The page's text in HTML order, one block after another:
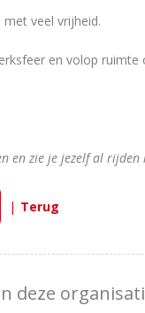
veel vrijheid.
en volop ruimte
en zie je jezelf al
|
deze